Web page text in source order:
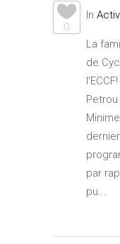
0
In
La
de
par
pu...